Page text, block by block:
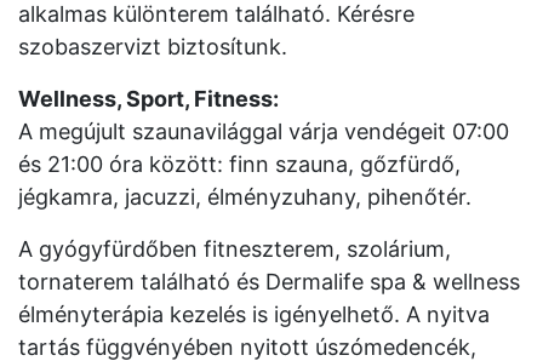
alkalmas különterem található. Kérésre
szobaszervizt biztosítunk.
Wellness, Sport, Fitness:
A megújult szaunavilággal várja vendégeit 07:00
és 21:00 óra között: finn szauna, gőzfürdő,
jégkamra, jacuzzi, élményzuhany, pihenőtér.
A gyógyfürdőben fitneszterem, szolárium,
tornaterem található és Dermalife spa & wellness
élményterápia kezelés is igényelhető. A nyitva
tartás függvényében nyitott úszómedencék,